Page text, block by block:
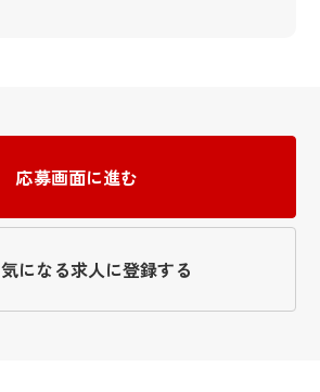
応募画面に進む
気になる求人に登録する